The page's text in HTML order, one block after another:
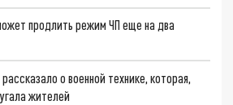
продлить режим ЧП еще на два
о военной технике, которая,
жителей